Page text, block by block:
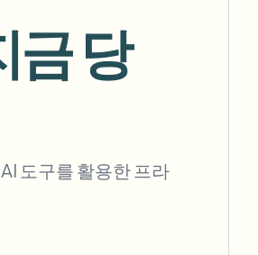
Advertising Agency
금 당
도구를 활용한 프라